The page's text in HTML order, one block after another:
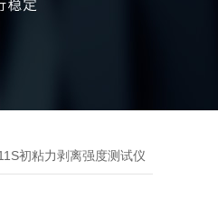
初粘力剥离强度测试仪